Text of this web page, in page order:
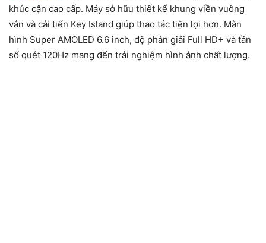
khúc cận cao cấp. Máy sở hữu thiết kế khung viền vuông
vắn và cải tiến Key Island giúp thao tác tiện lợi hơn. Màn
hình Super AMOLED 6.6 inch, độ phân giải Full HD+ và tần
số quét 120Hz mang đến trải nghiệm hình ảnh chất lượng.